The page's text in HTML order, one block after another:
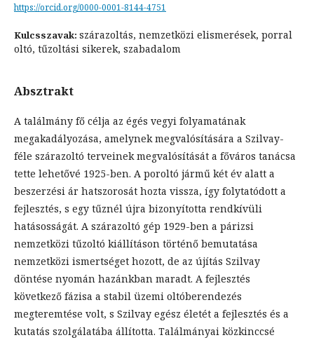
https://orcid.org/0000-0001-8144-4751
Kulcsszavak: szárazoltás, nemzetközi elismerések, porral
oltó, tűzoltási sikerek, szabadalom
Absztrakt
A találmány fő célja az égés vegyi folyamatának
megakadályozása, amelynek megvalósítására a Szilvay-
féle szárazoltó terveinek megvalósítását a főváros tanácsa
tette lehetővé 1925-ben. A poroltó jármű két év alatt a
beszerzési ár hatszorosát hozta vissza, így folytatódott a
fejlesztés, s egy tűznél újra bizonyította rendkívüli
hatásosságát. A szárazoltó gép 1929-ben a párizsi
nemzetközi tűzoltó kiállításon történő bemutatása
nemzetközi ismertséget hozott, de az újítás Szilvay
döntése nyomán hazánkban maradt. A fejlesztés
következő fázisa a stabil üzemi oltóberendezés
megteremtése volt, s Szilvay egész életét a fejlesztés és a
kutatás szolgálatába állította. Találmányai közkinccsé